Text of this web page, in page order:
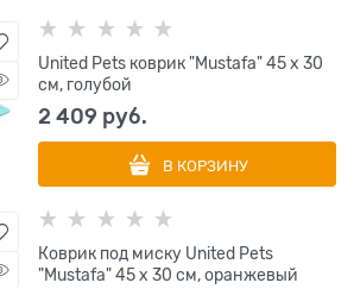
United Pets коврик "Mustafa" 45 х 30
см, голубой
2 409 руб.
В КОРЗИНУ
Коврик под миску United Pets
"Mustafa" 45 х 30 см, оранжевый